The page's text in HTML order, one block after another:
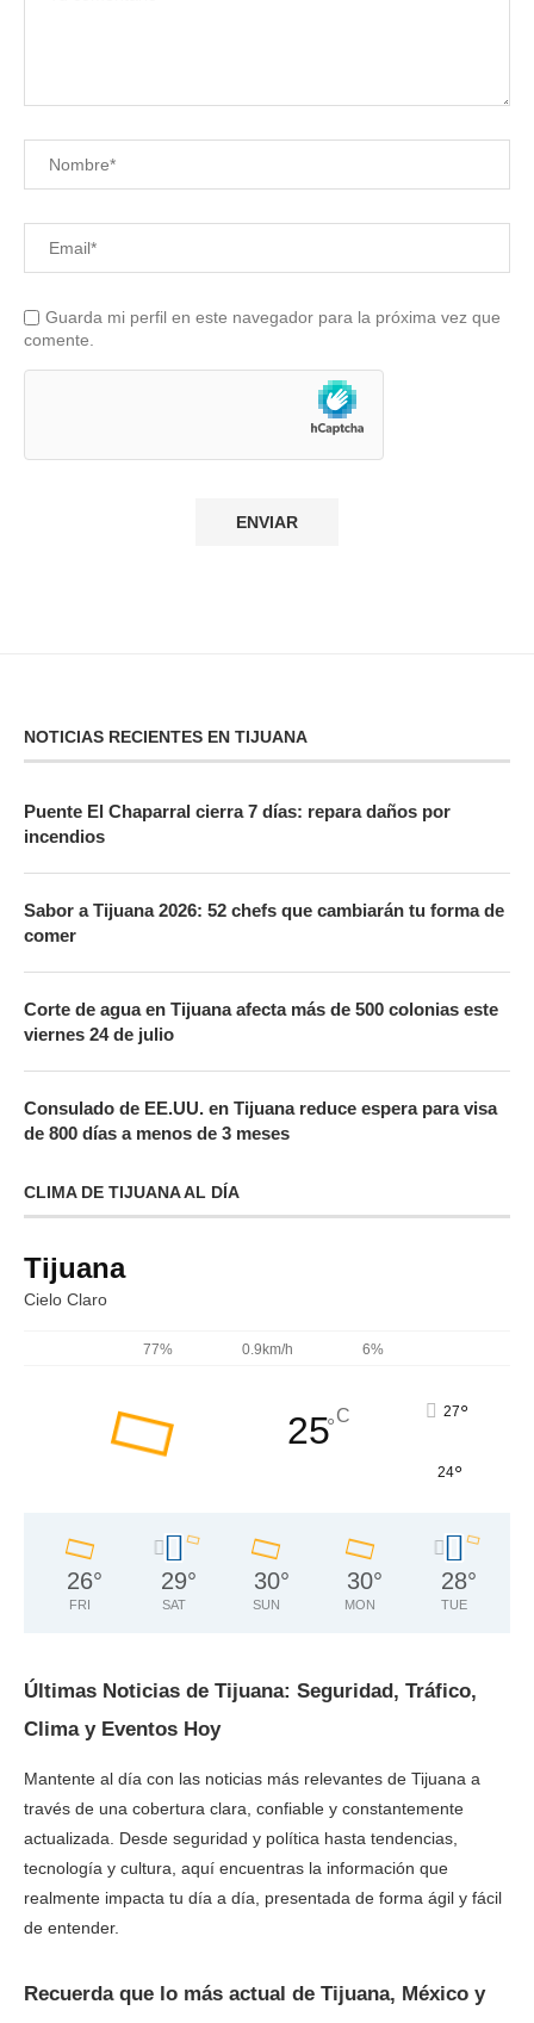
Guarda mi perfil en este navegador para la próxima vez que
comente.
NOTICIAS RECIENTES EN TIJUANA
Puente El Chaparral cierra 7 días: repara daños por
incendios
Sabor a Tijuana 2026: 52 chefs que cambiarán tu forma de
comer
Corte de agua en Tijuana afecta más de 500 colonias este
viernes 24 de julio
Consulado de EE.UU. en Tijuana reduce espera para visa
de 800 días a menos de 3 meses
CLIMA DE TIJUANA AL DÍA
Tijuana
Cielo Claro
77% 0.9km/h 6%
25°C 27°
24°
26°
FRI
29°
SAT
30°
SUN
30°
MON
28°
TUE
Últimas Noticias de Tijuana: Seguridad, Tráfico,
Clima y Eventos Hoy
Mantente al día con las noticias más relevantes de Tijuana a
través de una cobertura clara, confiable y constantemente
actualizada. Desde seguridad y política hasta tendencias,
tecnología y cultura, aquí encuentras la información que
realmente impacta tu día a día, presentada de forma ágil y fácil
de entender.
Recuerda que lo más actual de Tijuana, México y